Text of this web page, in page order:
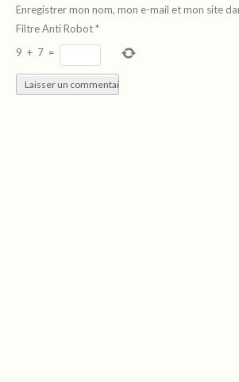
Enregistrer mon nom, mon e-mail et mon site
Filtre Anti Robot*
9 + 7 =